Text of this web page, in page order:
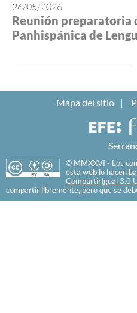
26/05/2026
Reunión preparatoria
Panhispánica de
Mapa del sitio
© MMXXVI - Los
esta web lo hacen
CompartirIgual 3.0
compartir libremente, pero que se